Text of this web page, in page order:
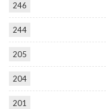
246
244
205
204
201